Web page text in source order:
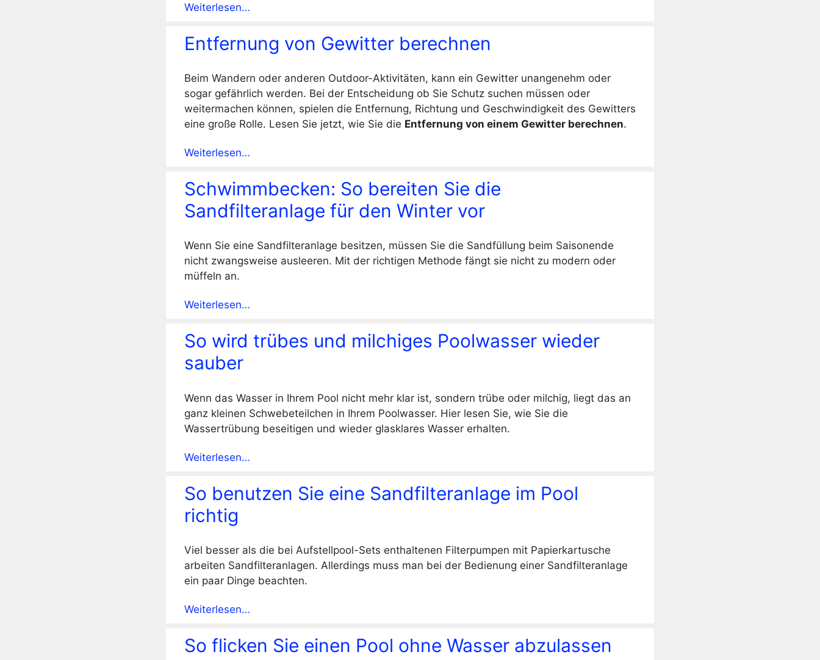
Weiterlesen…
Entfernung von Gewitter berechnen
Beim Wandern oder anderen Outdoor-Aktivitäten, kann ein Gewitter unangenehm oder
sogar gefährlich werden. Bei der Entscheidung ob Sie Schutz suchen müssen oder
weitermachen können, spielen die Entfernung, Richtung und Geschwindigkeit des Gewitters
eine große Rolle. Lesen Sie jetzt, wie Sie die Entfernung von einem Gewitter berechnen.
Weiterlesen…
Schwimmbecken: So bereiten Sie die
Sandfilteranlage für den Winter vor
Wenn Sie eine Sandfilteranlage besitzen, müssen Sie die Sandfüllung beim Saisonende
nicht zwangsweise ausleeren. Mit der richtigen Methode fängt sie nicht zu modern oder
müffeln an.
Weiterlesen…
So wird trübes und milchiges Poolwasser wieder
sauber
Wenn das Wasser in Ihrem Pool nicht mehr klar ist, sondern trübe oder milchig, liegt das an
ganz kleinen Schwebeteilchen in Ihrem Poolwasser. Hier lesen Sie, wie Sie die
Wassertrübung beseitigen und wieder glasklares Wasser erhalten.
Weiterlesen…
So benutzen Sie eine Sandfilteranlage im Pool
richtig
Viel besser als die bei Aufstellpool-Sets enthaltenen Filterpumpen mit Papierkartusche
arbeiten Sandfilteranlagen. Allerdings muss man bei der Bedienung einer Sandfilteranlage
ein paar Dinge beachten.
Weiterlesen…
So flicken Sie einen Pool ohne Wasser abzulassen